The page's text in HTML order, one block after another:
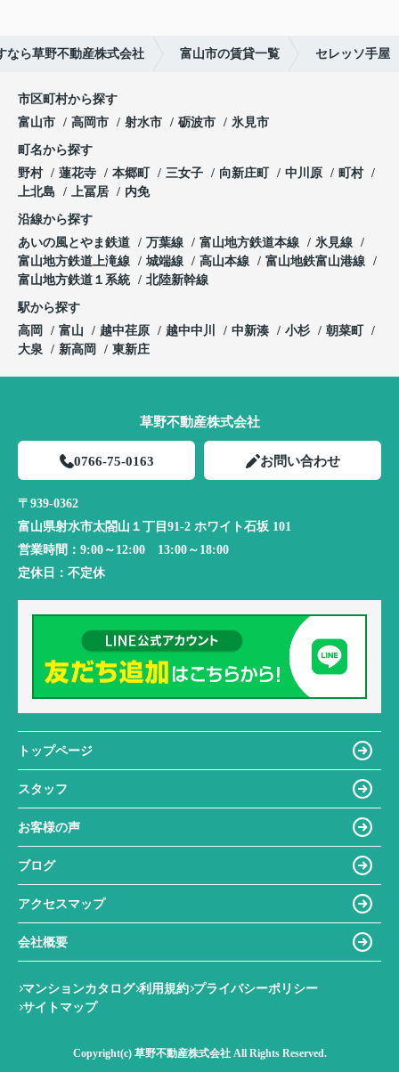
なら草野不動産株式会社 富山市の賃貸一覧 セレッソ手屋
市区町村から探す
富山市
高岡市 射水市 砺波市 氷見市
町名から探す
野村
蓮花寺 本郷町 三女子 向新庄町 中川原
町村
上北島
上冨居 内免
沿線から探す
あいの風とやま鉄道
万葉線 富山地方鉄道本線
氷見線
富山地方鉄道上滝線
城端線 高山本線
富山地鉄富山港線
富山地方鉄道１系統
北陸新幹線
駅から探す
高岡
富山 越中荏原 越中中川 中新湊 小杉
朝菜町
大泉
新高岡 東新庄
草野不動産株式会社
0766-75-0163 お問い合わせ
〒939-0362
富山県射水市太閤山１丁目91-2 ホワイト石坂 101
営業時間： 9:00～12:00 13:00～18:00
定休日： 不定休
トップページ
スタッフ
お客様の声
ブログ
アクセスマップ
会社概要
マンションカタログ 利用規約 プライバシーポリシー
サイトマップ
Copyright(c) 草野不動産株式会社 All Rights Reserved.